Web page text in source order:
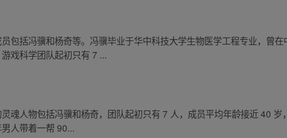
包括冯骥和杨奇等。冯骥毕业于华中科技大学生物医学工程专业，曾在
戏科学团队起初只有 7 ...
魂人物包括冯骥和杨奇，团队起初只有 7 人，成员平均年龄接近 40 岁
人带着一帮 90...